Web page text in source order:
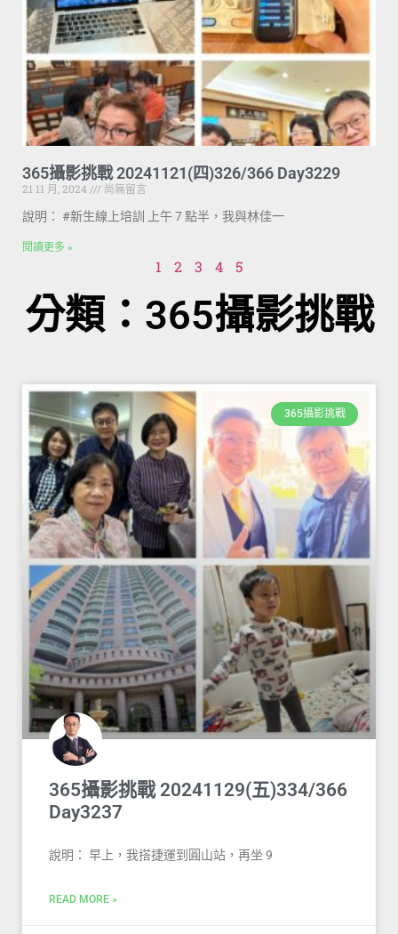
365攝影挑戰 20241121(四)326/366 Day3229
21 11 月, 2024
尚無留言
說明： #新生線上培訓 上午 7 點半，我與林佳一
閱讀更多 »
1 2 3 4 5
分類：365攝影挑戰
365攝影挑戰
365攝影挑戰 20241129(五)334/366
Day3237
說明： 早上，我搭捷運到圓山站，再坐 9
READ MORE »